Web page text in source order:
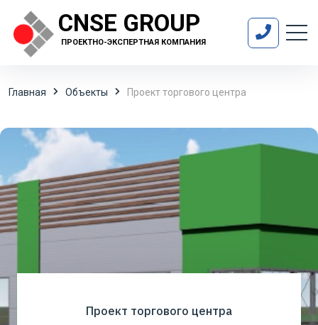
CNSE GROUP
ПРОЕКТНО-ЭКСПЕРТНАЯ КОМПАНИЯ
Главная Объекты Проект торгового центра
Проект торгового центра